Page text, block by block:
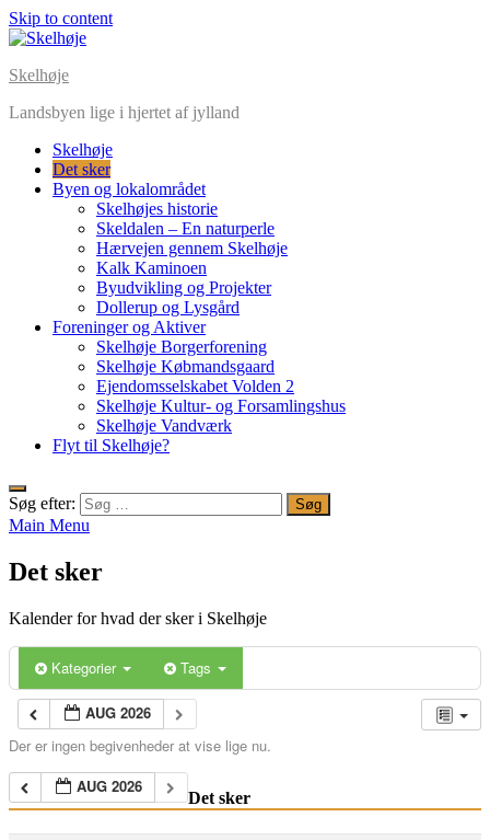
Skip to content
Skelhøje
Landsbyen lige i hjertet af jylland
Skelhøje
Det sker
Byen og lokalområdet
Skelhøjes historie
Skeldalen – En naturperle
Hærvejen gennem Skelhøje
Kalk Kaminoen
Byudvikling og Projekter
Dollerup og Lysgård
Foreninger og Aktiver
Skelhøje Borgerforening
Skelhøje Købmandsgaard
Ejendomsselskabet Volden 2
Skelhøje Kultur- og Forsamlingshus
Skelhøje Vandværk
Flyt til Skelhøje?
Søg efter:
Main Menu
Det sker
Kalender for hvad der sker i Skelhøje
Kategorier Tags
AUG 2026
Der er ingen begivenheder at vise lige nu.
AUG 2026
Det sker